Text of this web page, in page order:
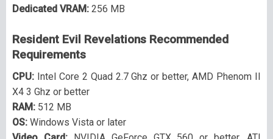
Dedicated VRAM: 256 MB
Resident Evil Revelations Recommended
Requirements
CPU: Intel Core 2 Quad 2.7 Ghz or better, AMD Phenom II
X4 3 Ghz or better
RAM: 512 MB
OS: Windows Vista or later